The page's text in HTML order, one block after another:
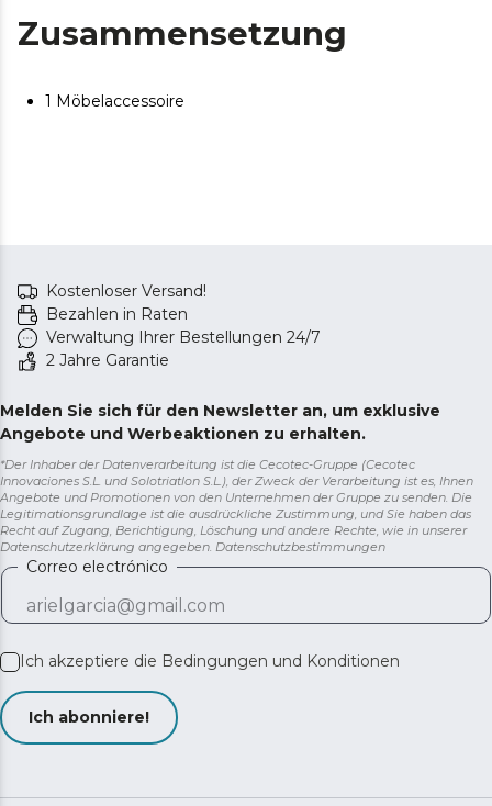
Zusammensetzung
1 Möbelaccessoire
Kostenloser Versand!
Bezahlen in Raten
Verwaltung Ihrer Bestellungen 24/7
2 Jahre Garantie
Melden Sie sich für den Newsletter an, um exklusive
Angebote und Werbeaktionen zu erhalten.
*Der Inhaber der Datenverarbeitung ist die Cecotec-Gruppe (Cecotec
Innovaciones S.L. und Solotriatlon S.L.), der Zweck der Verarbeitung ist es, Ihnen
Angebote und Promotionen von den Unternehmen der Gruppe zu senden. Die
Legitimationsgrundlage ist die ausdrückliche Zustimmung, und Sie haben das
Recht auf Zugang, Berichtigung, Löschung und andere Rechte, wie in unserer
Datenschutzerklärung angegeben. Datenschutzbestimmungen
Correo electrónico
Ich akzeptiere die Bedingungen und Konditionen
Ich abonniere!